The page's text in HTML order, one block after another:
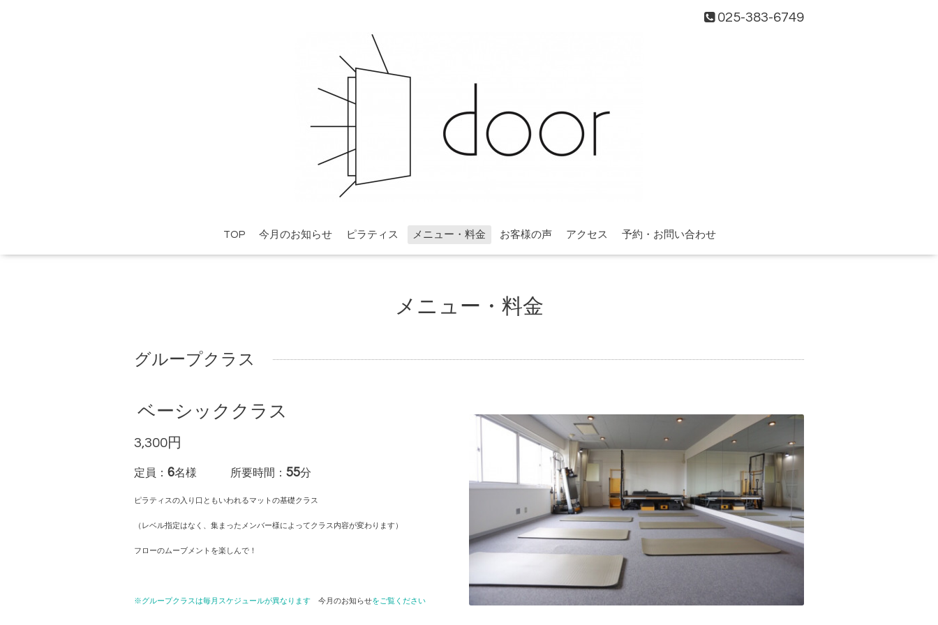
025-383-6749
TOP 今月のお知らせ ピラティス メニュー・料金 お客様の声 アクセス 予約・お問い合わせ
メニュー・料金
グループクラス
ベーシッククラス
3,300円
定員： 6名様 所要時間： 55分
ピラティスの入り口ともいわれるマットの基礎クラス
（レベル指定はなく、集まったメンバー様によってクラス内容が変わります）
フローのムーブメントを楽しんで！
※グループクラスは毎月スケジュールが異なります 今月のお知らせをご覧ください